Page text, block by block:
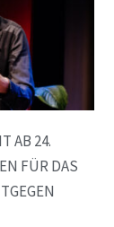
AB 24.
FÜR DAS